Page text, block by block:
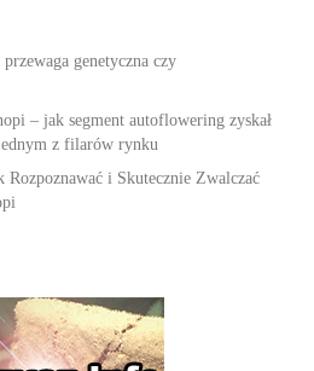
genetyczna czy
– jak segment autoflowering zyskał
jednym z filarów rynku
i Skutecznie Zwalczać